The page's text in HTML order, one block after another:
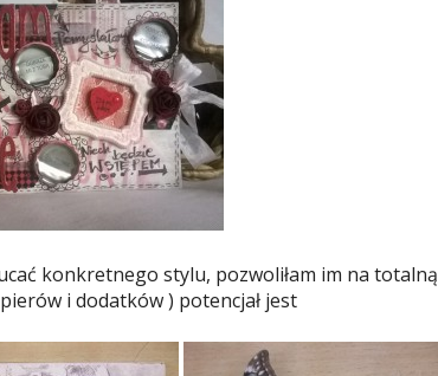
konkretnego stylu, pozwoliłam im na totalną
i dodatków ) potencjał jest